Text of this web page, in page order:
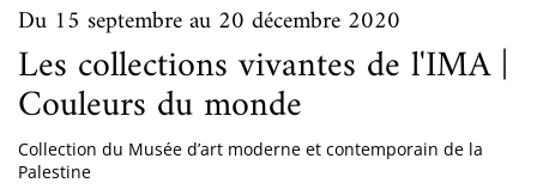
Du 15 septembre au 20 décembre 2020
Les collections vivantes de l'IMA |
Couleurs du monde
Collection du Musée d’art moderne et contemporain de la
Palestine